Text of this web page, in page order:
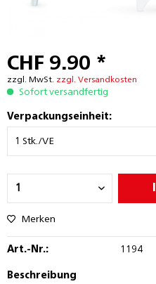
CHF 9.90 *
zzgl. MwSt. zzgl. Versandkosten
Sofort versandfertig
Verpackungseinheit:
Merken
Art.-Nr.: 1194
Beschreibung